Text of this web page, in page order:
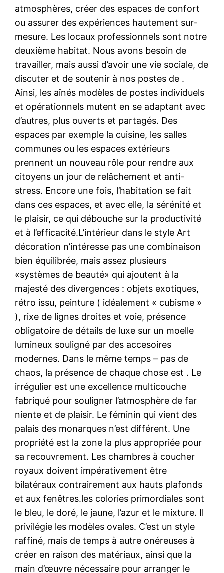
atmosphères, créer des espaces de confort
ou assurer des expériences hautement sur-
mesure. Les locaux professionnels sont notre
deuxième habitat. Nous avons besoin de
travailler, mais aussi d’avoir une vie sociale, de
discuter et de soutenir à nos postes de .
Ainsi, les aînés modèles de postes individuels
et opérationnels mutent en se adaptant avec
d’autres, plus ouverts et partagés. Des
espaces par exemple la cuisine, les salles
communes ou les espaces extérieurs
prennent un nouveau rôle pour rendre aux
citoyens un jour de relâchement et anti-
stress. Encore une fois, l’habitation se fait
dans ces espaces, et avec elle, la sérénité et
le plaisir, ce qui débouche sur la productivité
et à l’efficacité.L’intérieur dans le style Art
décoration n’intéresse pas une combinaison
bien équilibrée, mais assez plusieurs
«systèmes de beauté» qui ajoutent à la
majesté des divergences : objets exotiques,
rétro issu, peinture ( idéalement « cubisme »
), rixe de lignes droites et voie, présence
obligatoire de détails de luxe sur un moelle
lumineux souligné par des accesoires
modernes. Dans le même temps – pas de
chaos, la présence de chaque chose est . Le
irrégulier est une excellence multicouche
fabriqué pour souligner l’atmosphère de far
niente et de plaisir. Le féminin qui vient des
palais des monarques n’est différent. Une
propriété est la zone la plus appropriée pour
sa recouvrement. Les chambres à coucher
royaux doivent impérativement être
bilatéraux contrairement aux hauts plafonds
et aux fenêtres.les colories primordiales sont
le bleu, le doré, le jaune, l’azur et le mixture. Il
privilégie les modèles ovales. C’est un style
raffiné, mais de temps à autre onéreuses à
créer en raison des matériaux, ainsi que la
main d’œuvre nécessaire pour arranger le